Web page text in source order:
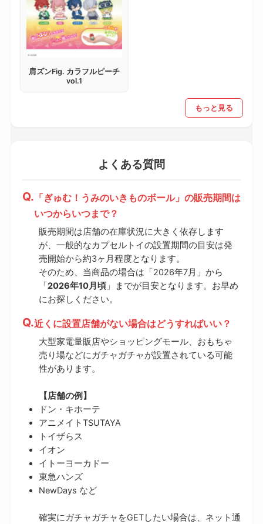
肩ズンFig. カラフルピーチ
vol.1
もっと見る
よくある質問
「ぎゅむ！うみのいきものボール」の販売期間は
いつからいつまで？
販売期間は店舗の在庫状況に大きく依存します
が、一般的なカプセルトイの設置期間の目安は発
売開始から約3ヶ月程度となります。
そのため、当商品の場合は「2026年7月」から
「2026年10月頃」までが目安となります。お早め
にお探しください。
近くに設置店舗がない場合はどうすればいい？
大型家電量販店やショッピングモール、おもちゃ
売り場などにガチャガチャが設置されている可能
性があります。
【店舗の例】
ドン・キホーテ
アニメイトTSUTAYA
トイザらス
イオン
イトーヨーカドー
東急ハンズ
NewDays など
確実にガチャガチャをGETしたい場合は、ネット通